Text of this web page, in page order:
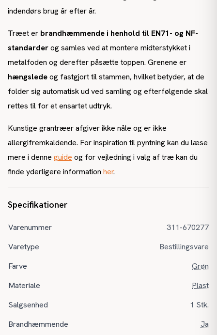
indendørs brug år efter år.
Træet er brandhæmmende i henhold til EN71- og NF-
standarderog samles ved at montere midterstykket i
metalfoden og derefter påsætte toppen. Grenene er
hængsledeog fastgjort til stammen, hvilket betyder, at de
folder sig automatisk ud ved samling og efterfølgende skal
rettes til for et ensartet udtryk.
Kunstige grantræer afgiver ikke nåle og er ikke
allergifremkaldende. For inspiration til pyntning kan du læse
mere i denne guide og for vejledning i valg af træ kan du
finde yderligere information her.
Specifikationer
Varenummer
311-670277
Varetype
Bestillingsvare
Farve
Grøn
Materiale
Plast
Salgsenhed
1 Stk.
Brandhæmmende
Ja